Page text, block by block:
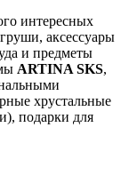
интересных
аксессуары
и предметы
ARTINA SKS,
хрустальные
подарки для